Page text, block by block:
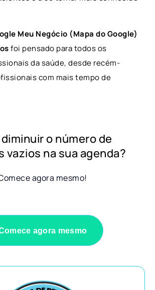
Meu Negócio (Mapa do Google)
foi pensado para todos os
da saúde, desde recém-
com mais tempo de
o número de
vazios na sua agenda?
agora mesmo!
agora mesmo